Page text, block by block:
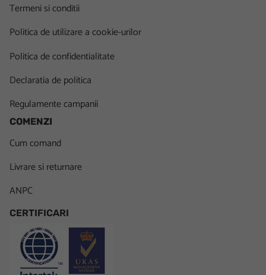
Termeni si conditii
Politica de utilizare a cookie-urilor
Politica de confidentialitate
Declaratia de politica
Regulamente campanii
COMENZI
Cum comand
Livrare si returnare
ANPC
CERTIFICARI